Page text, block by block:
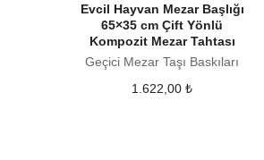
Evcil Hayvan Mezar Başlığı
65×35 cm Çift Yönlü
Kompozit Mezar Tahtası
Geçici Mezar Taşı Baskıları
1.622,00₺